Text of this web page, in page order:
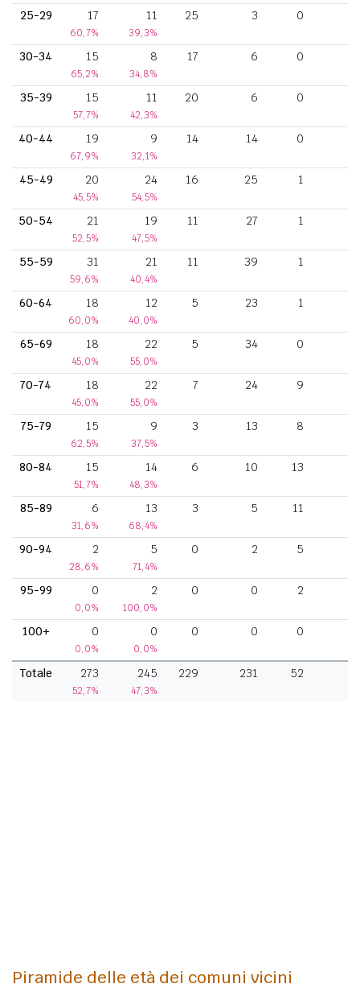
25-29 17
60,7%
11
39,3%
25 3 0
30-34 15
65,2%
8
34,8%
17 6 0
35-39 15
57,7%
11
42,3%
20 6 0
40-44 19
67,9%
9
32,1%
14 14 0
45-49 20
45,5%
24
54,5%
16 25 1
50-54 21
52,5%
19
47,5%
11 27 1
55-59 31
59,6%
21
40,4%
11 39 1
60-64 18
60,0%
12
40,0%
5 23 1
65-69 18
45,0%
22
55,0%
5 34 0
70-74 18
45,0%
22
55,0%
7 24 9
75-79 15
62,5%
9
37,5%
3 13 8
80-84 15
51,7%
14
48,3%
6 10 13
85-89 6
31,6%
13
68,4%
3 5 11
90-94 2
28,6%
5
71,4%
0 2 5
95-99 0
0,0%
2
100,0%
0 0 2
100+ 0
0,0%
0
0,0%
0 0 0
Totale 273
52,7%
245
47,3%
229 231 52
Piramide delle età dei comuni vicini